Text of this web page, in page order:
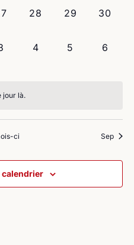
0
28
0
29
0
30
0
4
0
5
0
6
jour là.
ci Sep
calendrier